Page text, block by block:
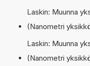
Laskin: Muunna
(Nanometri
Laskin: Muunna
(Nanometri